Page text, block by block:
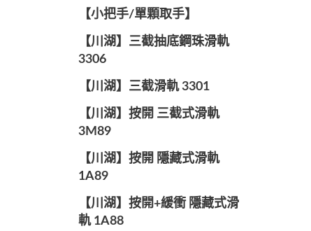
【小把手/單顆取手】
【川湖】三截抽底鋼珠滑軌
3306
【川湖】三截滑軌 3301
【川湖】按開 三截式滑軌
3M89
【川湖】按開 隱藏式滑軌
1A89
【川湖】按開+緩衝 隱藏式滑
軌 1A88